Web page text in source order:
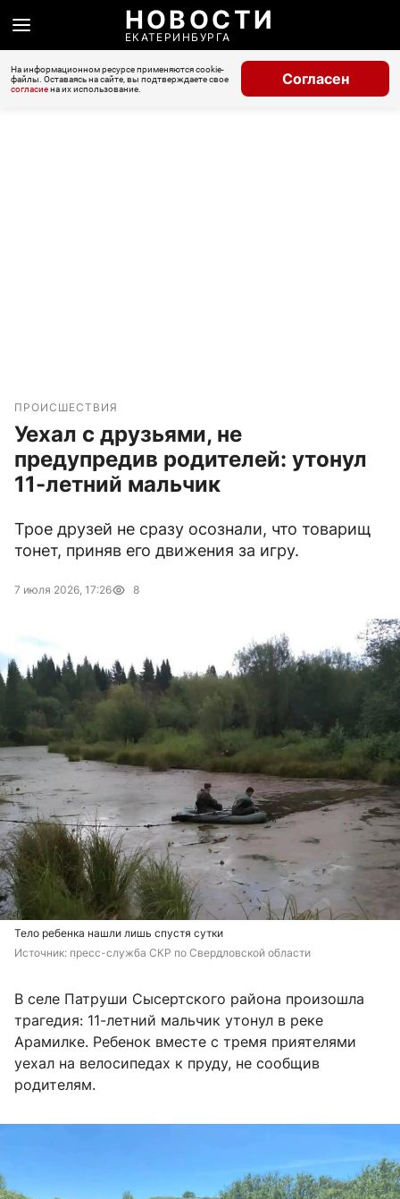
НОВОСТИ
ЕКАТЕРИНБУРГА
На информационном ресурсе применяются cookie-
файлы. Оставаясь на сайте, вы подтверждаете свое
согласиена их использование.
Согласен
ПРОИСШЕСТВИЯ
Уехал с друзьями, не
предупредив родителей: утонул
11-летний мальчик
Трое друзей не сразу осознали, что товарищ
тонет, приняв его движения за игру.
7 июля 2026, 17:26 8
Тело ребенка нашли лишь спустя сутки
Источник: пресс-служба СКР по Свердловской области
В селе Патруши Сысертского района произошла
трагедия: 11-летний мальчик утонул в реке
Арамилке. Ребенок вместе с тремя приятелями
уехал на велосипедах к пруду, не сообщив
родителям.